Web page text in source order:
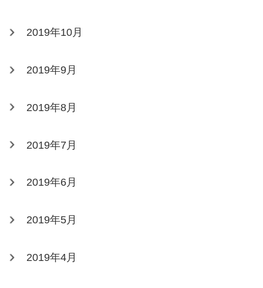
2019年10月
2019年9月
2019年8月
2019年7月
2019年6月
2019年5月
2019年4月